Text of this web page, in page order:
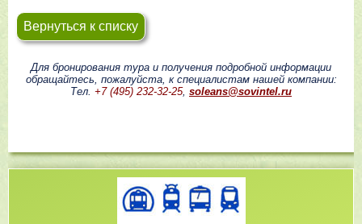
Вернуться к списку
Для бронирования тура и получения подробной информации
обращайтесь, пожалуйста, к специалистам нашей компании:
Тел. +7 (495) 232-32-25, soleans@sovintel.ru